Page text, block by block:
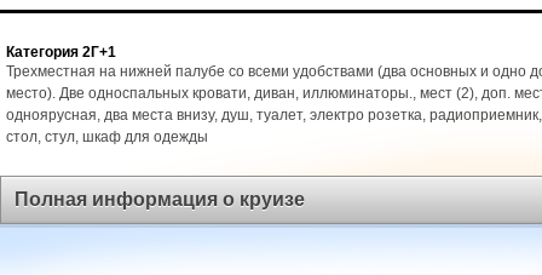
Категория 2Г+1
Трехместная на нижней палубе со всеми удобствами (два основных и одно
место). Две односпальных кровати, диван, иллюминаторы., мест (2), доп.
одноярусная, два места внизу, душ, туалет, электро розетка,
стол, стул, шкаф для одежды
Полная информация о круизе